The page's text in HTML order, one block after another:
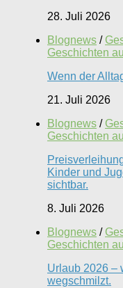
28. Juli 2026
Blognews /
Geschichten
Wenn der
21. Juli 2026
Blognews /
Geschichten
Kinder und
sichtbar.
8. Juli 2026
Blognews /
Geschichten
Urlaub 2026 –
wegschmilzt.